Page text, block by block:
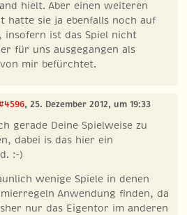
hielt. Aber einen weiteren
hatte sie ja ebenfalls noch auf
insofern ist das Spiel nicht
für uns ausgegangen als
mir befürchtet.
, 25. Dezember 2012, um 19:33
gerade Deine Spielweise zu
dabei is das hier ein
:-)
wenige Spiele in denen
Anwendung finden, da
nur das Eigentor im anderen